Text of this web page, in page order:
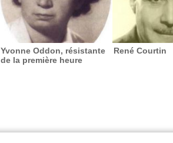
Yvonne Oddon, résistante
de la première heure
René Courtin